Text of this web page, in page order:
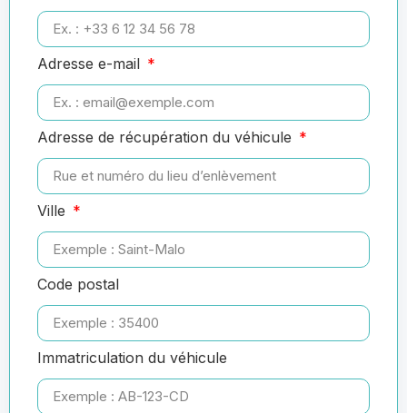
Adresse e-mail
Adresse de récupération du véhicule
Ville
Code postal
Immatriculation du véhicule